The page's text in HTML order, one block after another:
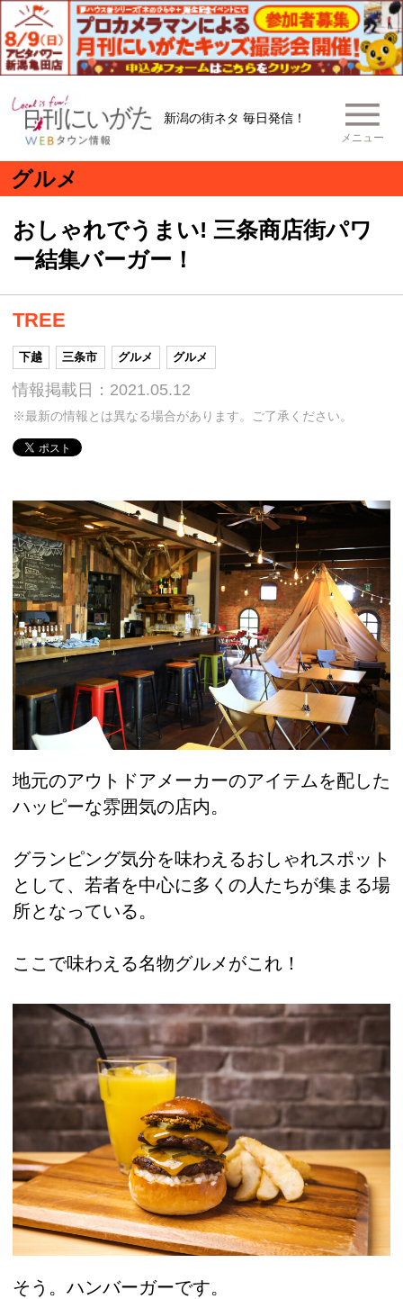
新潟の街ネタ 毎日発信！
メニュー
グルメ
おしゃれでうまい! 三条商店街パワ
ー結集バーガー！
TREE
下越 三条市 グルメ グルメ
情報掲載日：2021.05.12
※最新の情報とは異なる場合があります。ご了承ください。
地元のアウトドアメーカーのアイテムを配した
ハッピーな雰囲気の店内。
グランピング気分を味わえるおしゃれスポット
として、若者を中心に多くの人たちが集まる場
所となっている。
ここで味わえる名物グルメがこれ！
そう。ハンバーガーです。